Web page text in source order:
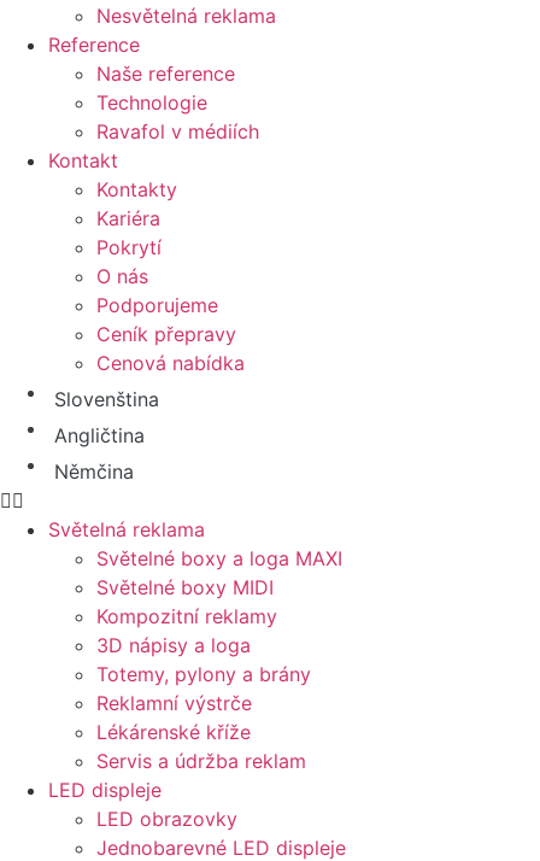
Nesvětelná reklama
Reference
Naše reference
Technologie
Ravafol v médiích
Kontakt
Kontakty
Kariéra
Pokrytí
O nás
Podporujeme
Ceník přepravy
Cenová nabídka
Slovenština
Angličtina
Němčina
Světelná reklama
Světelné boxy a loga MAXI
Světelné boxy MIDI
Kompozitní reklamy
3D nápisy a loga
Totemy, pylony a brány
Reklamní výstrče
Lékárenské kříže
Servis a údržba reklam
LED displeje
LED obrazovky
Jednobarevné LED displeje